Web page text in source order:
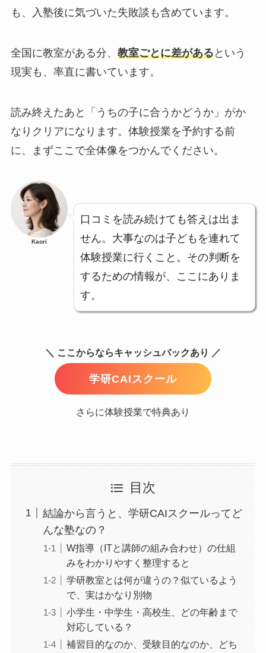
も、入塾後に気づいた失敗談も含めています。
全国に教室がある分、 教室ごとに差があるという
現実も、率直に書いています。
読み終えたあと「うちの子に合うかどうか」がか
なりクリアになります。体験授業を予約する前
に、まずここで全体像をつかんでください。
Kaori
口コミを読み続けても答えは出ま
せん。大事なのは子どもを連れて
体験授業に行くこと。その判断を
するための情報が、ここにありま
す。
＼ ここからならキャッシュバックあり ／
学研CAIスクール
さらに体験授業で特典あり
目次
結論から言うと、学研CAIスクールってど
んな塾なの？
W指導（ITと講師の組み合わせ）の仕組
みをわかりやすく整理すると
学研教室とは何が違うの？似ているよう
で、実はかなり別物
小学生・中学生・高校生、どの年齢まで
対応している？
補習目的なのか、受験目的なのか、どち